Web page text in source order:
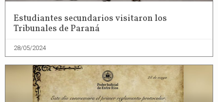
Estudiantes secundarios visitaron los
Tribunales de Paraná
28/05/2024